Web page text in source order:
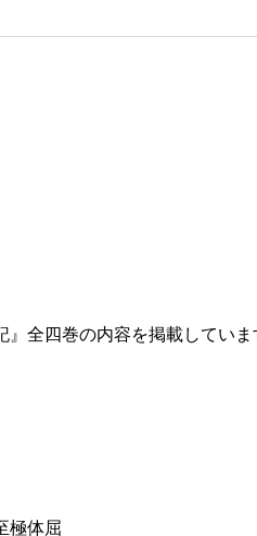
』全四巻の内容を掲載してい
極体屈